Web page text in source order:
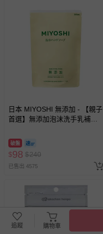
日本 MIYOSHI 無添加 - 【親子
首選】無添加泡沫洗手乳補充
破盤
$98 $240
已售出 4575
追蹤 購物車